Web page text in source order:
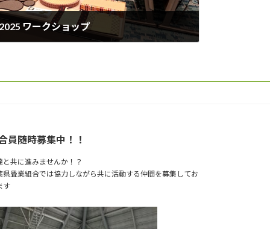
ワークショップ
員随時募集中！！
と共に進みませんか！？
県畳業組合では協力しながら共に活動する仲間を募集してお
す